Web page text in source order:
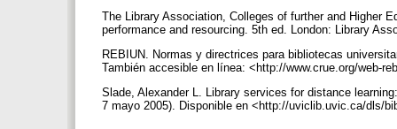
The Library Association, Colleges of further and Higher
performance and resourcing. 5th ed. London: Library
REBIUN. Normas y directrices para bibliotecas
También accesible en línea: <http://www.crue.org/web-
Slade, Alexander L. Library services for distance
7 mayo 2005). Disponible en <http://uviclib.uvic.ca/dls/